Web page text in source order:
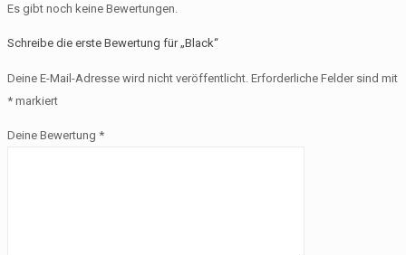
Es gibt noch keine Bewertungen.
Schreibe die erste Bewertung für „Black“
Deine E-Mail-Adresse wird nicht veröffentlicht. Erforderliche Felder sind mit
* markiert
Deine Bewertung *